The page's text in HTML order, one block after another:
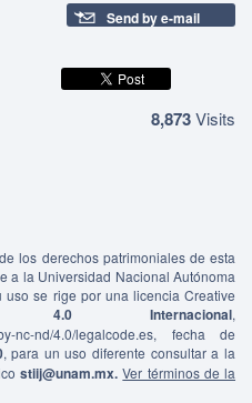
Send by e-mail
8,873Visits
los derechos patrimoniales de esta
a la Universidad Nacional Autónoma
uso se rige por una licencia Creative
4.0 Internacional,
by-nc-nd/4.0/legalcode.es, fecha de
, para un uso diferente consultar a la
stiij@unam.mx. Ver términos de la